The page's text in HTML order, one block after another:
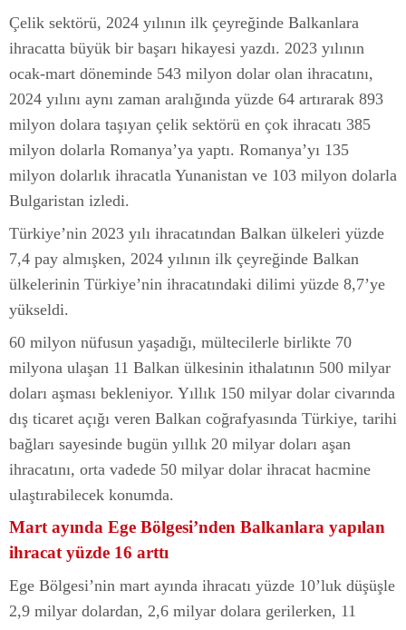
Çelik sektörü, 2024 yılının ilk çeyreğinde Balkanlara
ihracatta büyük bir başarı hikayesi yazdı. 2023 yılının
ocak-mart döneminde 543 milyon dolar olan ihracatını,
2024 yılını aynı zaman aralığında yüzde 64 artırarak 893
milyon dolara taşıyan çelik sektörü en çok ihracatı 385
milyon dolarla Romanya’ya yaptı. Romanya’yı 135
milyon dolarlık ihracatla Yunanistan ve 103 milyon dolarla
Bulgaristan izledi.
Türkiye’nin 2023 yılı ihracatından Balkan ülkeleri yüzde
7,4 pay almışken, 2024 yılının ilk çeyreğinde Balkan
ülkelerinin Türkiye’nin ihracatındaki dilimi yüzde 8,7’ye
yükseldi.
60 milyon nüfusun yaşadığı, mültecilerle birlikte 70
milyona ulaşan 11 Balkan ülkesinin ithalatının 500 milyar
doları aşması bekleniyor. Yıllık 150 milyar dolar civarında
dış ticaret açığı veren Balkan coğrafyasında Türkiye, tarihi
bağları sayesinde bugün yıllık 20 milyar doları aşan
ihracatını, orta vadede 50 milyar dolar ihracat hacmine
ulaştırabilecek konumda.
Mart ayında Ege Bölgesi’nden Balkanlara yapılan
ihracat yüzde 16 arttı
Ege Bölgesi’nin mart ayında ihracatı yüzde 10’luk düşüşle
2,9 milyar dolardan, 2,6 milyar dolara gerilerken, 11